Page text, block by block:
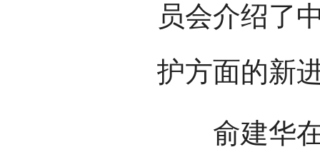
员会介绍了
护方面的新
俞建华在